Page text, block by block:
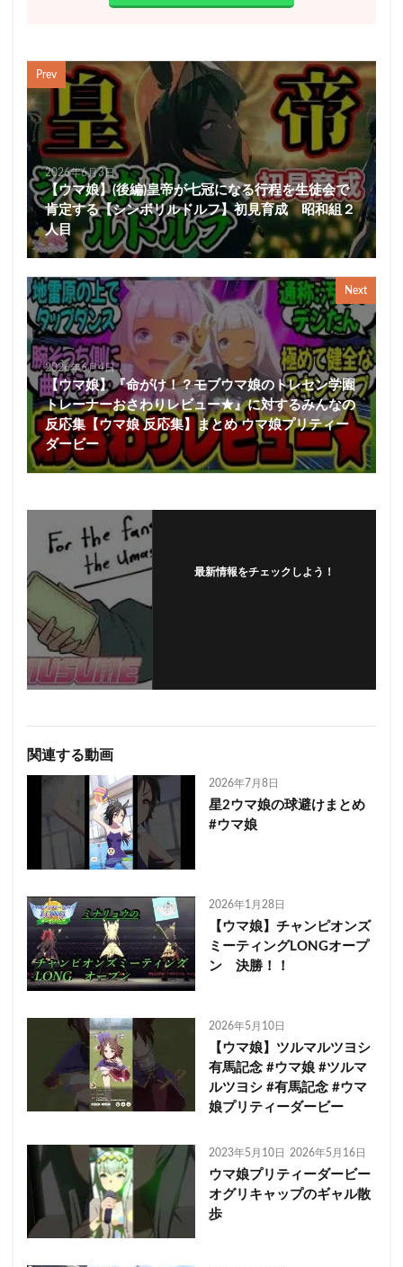
Prev
2026年6月3日
【ウマ娘】(後編)皇帝が七冠になる行程を生徒会で
肯定する【シンボリルドルフ】初見育成 昭和組２
人目
Next
2026年6月4日
【ウマ娘】『命がけ！？モブウマ娘のトレセン学園
トレーナーおさわりレビュー★』に対するみんなの
反応集【ウマ娘 反応集】まとめ ウマ娘プリティー
ダービー
最新情報をチェックしよう！
関連する動画
2026年7月8日
星2ウマ娘の球避けまとめ
#ウマ娘
2026年1月28日
【ウマ娘】チャンピオンズ
ミーティングLONGオープ
ン 決勝！！
2026年5月10日
【ウマ娘】ツルマルツヨシ
有馬記念 #ウマ娘 #ツルマ
ルツヨシ #有馬記念 #ウマ
娘プリティーダービー
2023年5月10日 2026年5月16日
ウマ娘プリティーダービー
オグリキャップのギャル散
歩